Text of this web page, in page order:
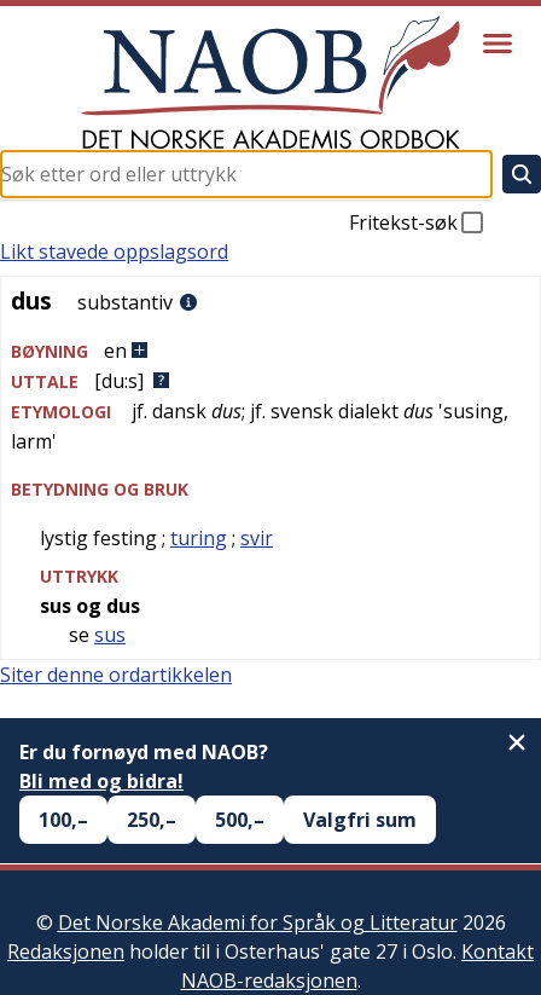
Fritekst-søk
dus
Likt stavede oppslagsord
dus substantiv
BØYNING en
UTTALE [du:s]
ETYMOLOGI jf. danskdus; jf. svensk dialektdus 'susing,
larm'
BETYDNING OG BRUK
lystig festing; turing; svir
UTTRYKK
sus og dus
se sus
Siter denne ordartikkelen
Er du fornøyd med NAOB?
Bli med og bidra!
100,–
250,– 500,– Valgfri sum
© Det Norske Akademi for Språk og Litteratur2026
Redaksjonen holder til i Osterhaus' gate 27 i Oslo. Kontakt
NAOB-redaksjonen.